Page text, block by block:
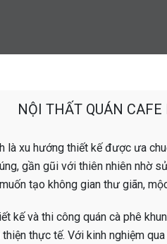
NỘI THẤT QUÁN CAFE
là xu hướng thiết kế được ưa
gần gũi với thiên nhiên nhờ
tạo không gian thư giãn,
kế và thi công quán cà phê
thực tế. Với kinh nghiệm